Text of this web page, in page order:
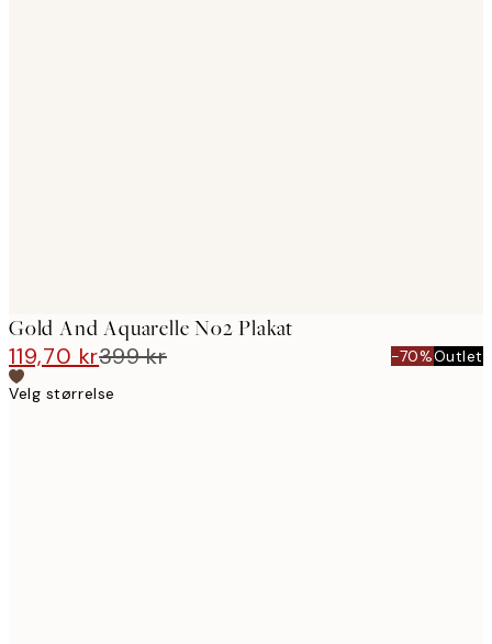
Gold And Aquarelle No2 Plakat
119,70 kr399 kr -70%Outlet
Velg størrelse